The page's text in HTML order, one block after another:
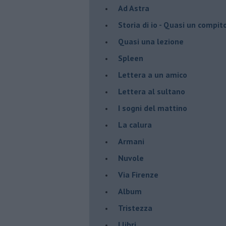
Ad Astra
Storia di io - Quasi un
Quasi una lezione
Spleen
Lettera a un amico
Lettera al sultano
I sogni del mattino
La calura
Armani
Nuvole
Via Firenze
Album
Tristezza